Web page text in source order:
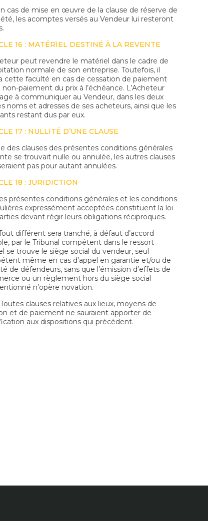
cas de mise en œuvre de la clause de réserve de
les acomptes versés au Vendeur lui resteront
16 : MATÉRIEL DESTINÉ À LA REVENTE
peut revendre le matériel dans le cadre de
normale de son entreprise. Toutefois, il
cette faculté en cas de cessation de paiement
non-paiement du prix à l’échéance. L’Acheteur
à communiquer au Vendeur, dans les deux
noms et adresses de ses acheteurs, ainsi que les
restant dus par eux.
17 : NULLITÉ D’UNE CLAUSE
des clauses des présentes conditions générales
se trouvait nulle ou annulée, les autres clauses
pas pour autant annulées.
18 : JURIDICTION
présentes conditions générales et les conditions
expressément acceptées constituent la loi
devant régir leurs obligations réciproques.
différent sera tranché, à défaut d’accord
par le Tribunal compétent dans le ressort
se trouve le siège social du vendeur, seul
même en cas d’appel en garantie et/ou de
de défendeurs, sans que l’émission d’effets de
ou un règlement hors du siège social
n’opère novation.
Toutes clauses relatives aux lieux, moyens de
et de paiement ne sauraient apporter de
aux dispositions qui précèdent.